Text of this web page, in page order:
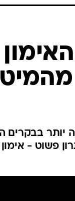
יותר בבקרים
פשוט -